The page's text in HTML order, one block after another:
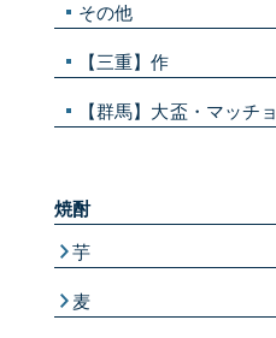
その他
【三重】作
【群馬】大盃・マッチョ
焼酎
芋
麦